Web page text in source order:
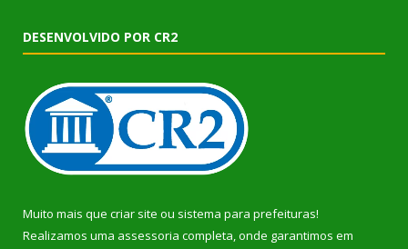
DESENVOLVIDO POR CR2
Muito mais que criar site ou sistema para prefeituras!
Realizamos uma assessoria completa, onde garantimos em